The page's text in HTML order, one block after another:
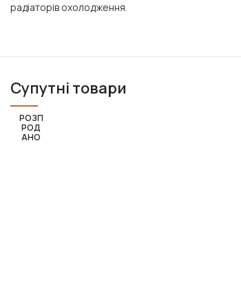
радіаторів охолодження.
Супутні товари
РОЗП
РОД
АНО